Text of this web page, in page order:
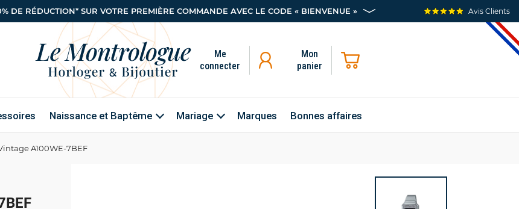
DE RÉDUCTION* SUR VOTRE PREMIÈRE COMMANDE AVEC LE CODE « BIENVENUE » Avis Clients
Me
connecter
Mon
panier
Naissance et Baptême Mariage Marques Bonnes affaires
A100WE-7BEF